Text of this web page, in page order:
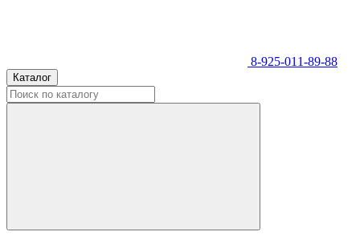
8-925-011-89-88
Каталог